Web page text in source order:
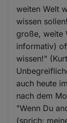
weiten Welt
wissen
große, weite
informativ)
wissen!"
auch heute
nach dem
"Wenn Du
(sprich: